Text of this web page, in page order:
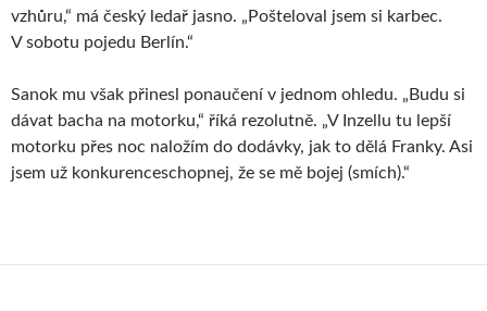
vzhůru,“ má český ledař jasno. „Pošteloval jsem si karbec.
V sobotu pojedu Berlín.“
Sanok mu však přinesl ponaučení v jednom ohledu. „Budu si
dávat bacha na motorku,“ říká rezolutně. „V Inzellu tu lepší
motorku přes noc naložím do dodávky, jak to dělá Franky. Asi
jsem už konkurenceschopnej, že se mě bojej (smích).“